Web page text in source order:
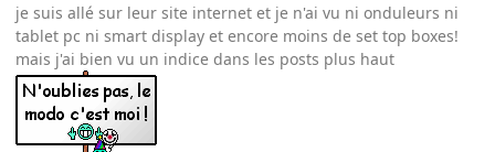
je suis allé sur leur site internet et je n'ai vu ni onduleurs ni
tablet pc ni smart display et encore moins de set top boxes!
mais j'ai bien vu un indice dans les posts plus haut